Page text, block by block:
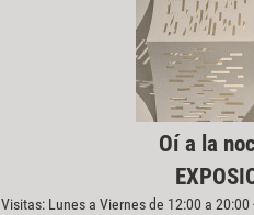
Oí a la
Visitas: Lunes a Viernes de 12:00 a